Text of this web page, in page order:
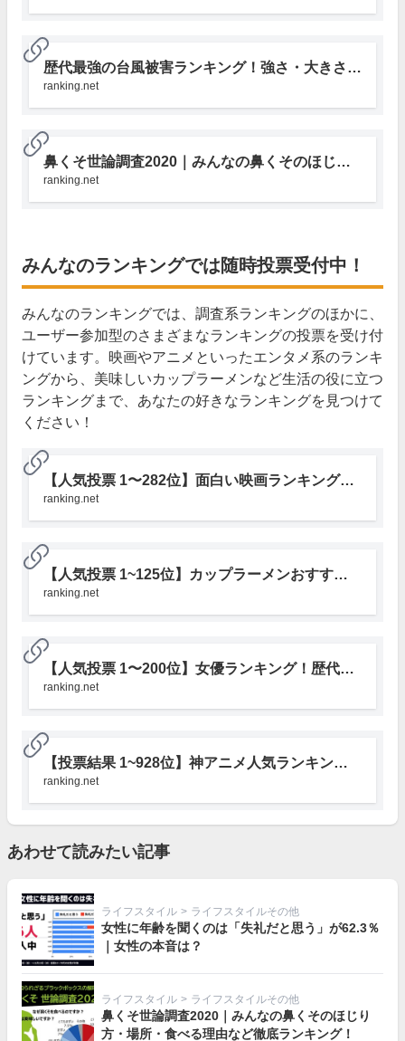
歴代最強の台風被害ランキング！強さ・大きさ・死者・規模など過去の台風の記録｜みんなのランキング
ranking.net
鼻くそ世論調査2020｜みんなの鼻くそのほじり方・場所・食べる理由など徹底ランキング！ | みんなのランキング
ranking.net
みんなのランキングでは随時投票受付中！
みんなのランキングでは、調査系ランキングのほかに、
ユーザー参加型のさまざまなランキングの投票を受け付
けています。映画やアニメといったエンタメ系のランキ
ングから、美味しいカップラーメンなど生活の役に立つ
ランキングまで、あなたの好きなランキングを見つけて
ください！
【人気投票 1〜282位】面白い映画ランキング！みんながおすすめする名作映画は？ | みんなのランキング
ranking.net
【人気投票 1~125位】カップラーメンおすすめランキング！最も美味しいカップ麺は？ | みんなのランキング
ranking.net
【人気投票 1〜200位】女優ランキング！歴代女優でみんなが好きなのは？ | みんなのランキング
ranking.net
【投票結果 1~928位】神アニメ人気ランキング！みんながおすすめする面白いアニメは？ | みんなのランキング
ranking.net
あわせて読みたい記事
ライフスタイル > ライフスタイルその他
女性に年齢を聞くのは「失礼だと思う」が62.3％
｜女性の本音は？
ライフスタイル > ライフスタイルその他
鼻くそ世論調査2020｜みんなの鼻くそのほじり
方・場所・食べる理由など徹底ランキング！